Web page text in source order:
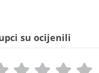
su ocijenili